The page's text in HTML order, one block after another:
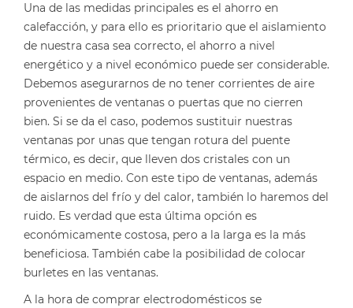
Una de las medidas principales es el ahorro en
calefacción, y para ello es prioritario que el aislamiento
de nuestra casa sea correcto, el ahorro a nivel
energético y a nivel económico puede ser considerable.
Debemos asegurarnos de no tener corrientes de aire
provenientes de ventanas o puertas que no cierren
bien. Si se da el caso, podemos sustituir nuestras
ventanas por unas que tengan rotura del puente
térmico, es decir, que lleven dos cristales con un
espacio en medio. Con este tipo de ventanas, además
de aislarnos del frío y del calor, también lo haremos del
ruido. Es verdad que esta última opción es
económicamente costosa, pero a la larga es la más
beneficiosa. También cabe la posibilidad de colocar
burletes en las ventanas.
A la hora de comprar electrodomésticos se